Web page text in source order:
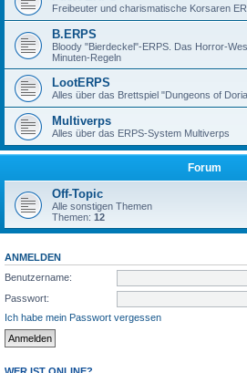
Freibeuter und charismatische Korsaren
B.ERPS
Bloody "Bierdeckel"-ERPS. Das Horror-
Minuten-Regeln
LootERPS
Alles über das Brettspiel "Dungeons of
Multiverps
Alles über das ERPS-System Multiverps
Forum
Off-Topic
Alle sonstigen Themen
Themen: 12
ANMELDEN
Benutzername:
Passwort:
Ich habe mein Passwort vergessen